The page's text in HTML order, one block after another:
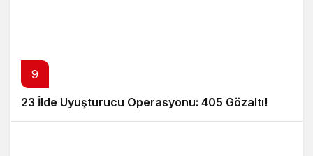
9
23 İlde Uyuşturucu Operasyonu: 405 Gözaltı!